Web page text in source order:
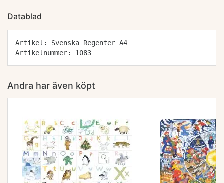
Datablad
Artikel: Svenska Regenter A4
Artikelnummer: 1083
Andra har även köpt